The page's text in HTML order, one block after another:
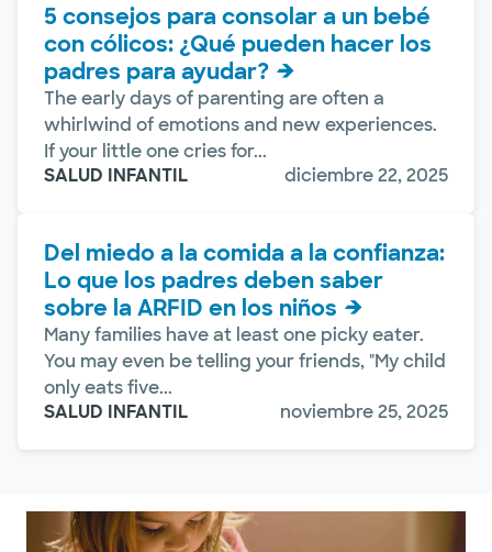
5 consejos para consolar a un bebé
con cólicos: ¿Qué pueden hacer los
padres para ayudar?
The early days of parenting are often a
whirlwind of emotions and new experiences.
If your little one cries for...
SALUD INFANTIL
diciembre 22, 2025
Del miedo a la comida a la confianza:
Lo que los padres deben saber
sobre la ARFID en los niños
Many families have at least one picky eater.
You may even be telling your friends, "My child
only eats five...
SALUD INFANTIL
noviembre 25, 2025